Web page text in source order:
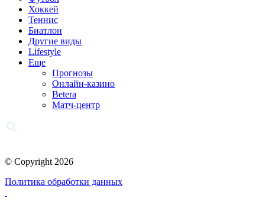
Хоккей
Теннис
Биатлон
Другие виды
Lifestyle
Еще
Прогнозы
Онлайн-казино
Betera
Матч-центр
© Copyright 2026
Политика обработки данных